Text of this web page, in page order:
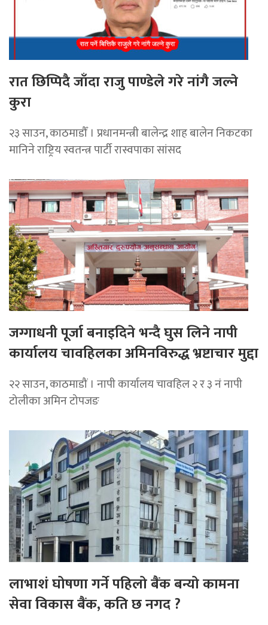
रात छिप्पिदै जाँदा राजु पाण्डेले गरे नांगै जल्ने
कुरा
२३ साउन, काठमाडौँ । प्रधानमन्त्री बालेन्द्र शाह बालेन निकटका
मानिने राष्ट्रिय स्वतन्त्र पार्टी रास्वपाका सांसद
जग्गाधनी पूर्जा बनाइदिने भन्दै घुस लिने नापी
कार्यालय चावहिलका अमिनविरुद्ध भ्रष्टाचार मुद्दा
२२ साउन, काठमाडौं । नापी कार्यालय चावहिल २ र ३ नं नापी
टोलीका अमिन टोपजङ
लाभाशं घोषणा गर्ने पहिलो बैंक बन्यो कामना
सेवा विकास बैंक, कति छ नगद ?